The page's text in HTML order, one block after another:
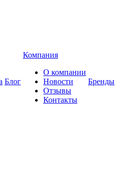
Блог
Компания
О компании
Новости
Отзывы
Контакты
Бренды